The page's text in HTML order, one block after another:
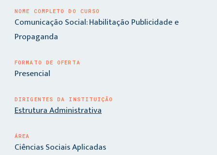
NOME COMPLETO DO CURSO
Comunicação Social: Habilitação Publicidade e
Propaganda
FORMATO DE OFERTA
Presencial
DIRIGENTES DA INSTITUIÇÃO
Estrutura Administrativa
ÁREA
Ciências Sociais Aplicadas